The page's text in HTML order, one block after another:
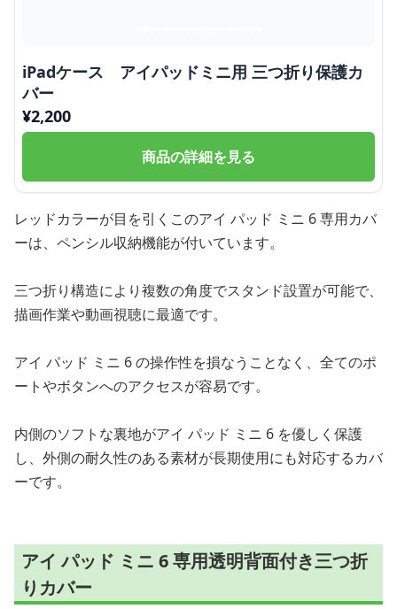
iPadケース アイパッドミニ用 三つ折り保護カ
バー
¥2,200
商品の詳細を見る
レッドカラーが目を引くこのアイ パッド ミニ 6 専用カバ
ーは、ペンシル収納機能が付いています。
三つ折り構造により複数の角度でスタンド設置が可能で、
描画作業や動画視聴に最適です。
アイ パッド ミニ 6 の操作性を損なうことなく、全てのポ
ートやボタンへのアクセスが容易です。
内側のソフトな裏地がアイ パッド ミニ 6 を優しく保護
し、外側の耐久性のある素材が長期使用にも対応するカバ
ーです。
アイ パッド ミニ 6 専用透明背面付き三つ折
りカバー